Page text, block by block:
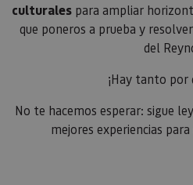
culturales para ampliar
que poneros a prueba y
del
¡Hay tanto por
No te hacemos esperar: sigue
mejores experiencias